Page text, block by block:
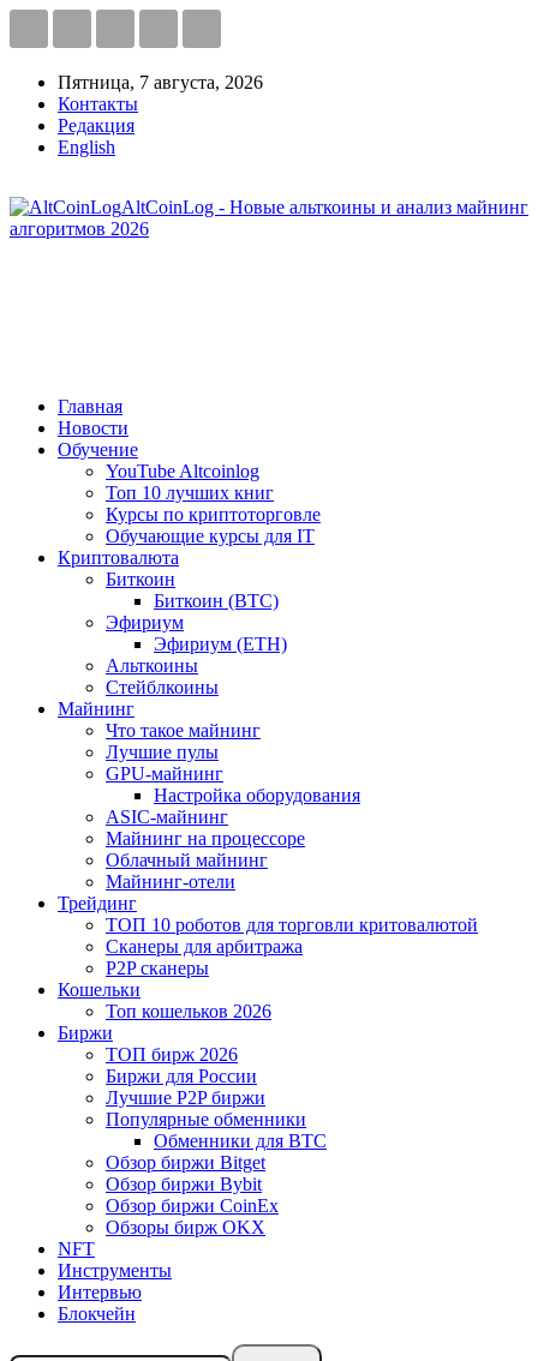
Пятница, 7 августа, 2026
Контакты
Редакция
English
AltCoinLog - Новые альткоины и анализ майнинг
алгоритмов 2026
Главная
Новости
Обучение
YouTube Altcoinlog
Топ 10 лучших книг
Курсы по криптоторговле
Обучающие курсы для IT
Криптовалюта
Биткоин
Биткоин (BTC)
Эфириум
Эфириум (ETH)
Альткоины
Стейблкоины
Майнинг
Что такое майнинг
Лучшие пулы
GPU-майнинг
Настройка оборудования
ASIC-майнинг
Майнинг на процессоре
Облачный майнинг
Майнинг-отели
Трейдинг
ТОП 10 роботов для торговли критовалютой
Сканеры для арбитража
P2P сканеры
Кошельки
Топ кошельков 2026
Биржи
ТОП бирж 2026
Биржи для России
Лучшие P2P биржи
Популярные обменники
Обменники для BTC
Обзор биржи Bitget
Обзор биржи Bybit
Обзор биржи CoinEx
Обзоры бирж OKX
NFT
Инструменты
Интервью
Блокчейн